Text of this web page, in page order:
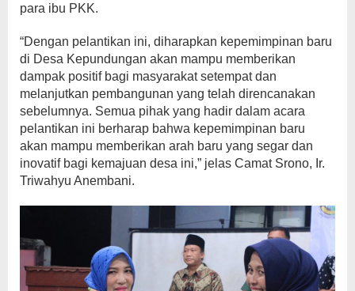
para ibu PKK.
“Dengan pelantikan ini, diharapkan kepemimpinan baru
di Desa Kepundungan akan mampu memberikan
dampak positif bagi masyarakat setempat dan
melanjutkan pembangunan yang telah direncanakan
sebelumnya. Semua pihak yang hadir dalam acara
pelantikan ini berharap bahwa kepemimpinan baru
akan mampu memberikan arah baru yang segar dan
inovatif bagi kemajuan desa ini,” jelas Camat Srono, Ir.
Triwahyu Anembani.